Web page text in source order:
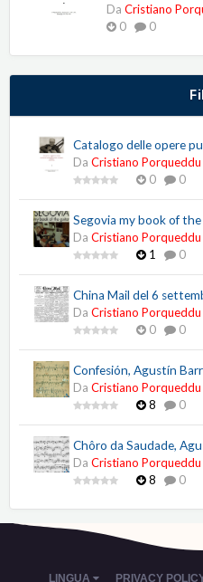
Da Cristiano
0
0
Catalogo delle opere
Da Cristiano Porqueddu
0
0
Segovia my book of
Da Cristiano Porqueddu
1
0
China Mail del 6
Da Cristiano Porqueddu
0
0
Confesión, Agustín
Da Cristiano Porqueddu
8
0
Chôro da Saudade,
Da Cristiano Porqueddu
8
0
LINGUA PRIVACY